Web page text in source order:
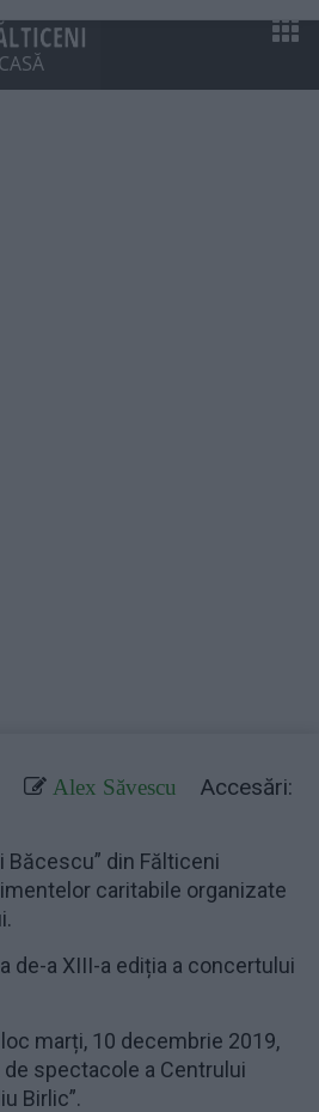
Alex Săvescu
Accesări:
Băcescu” din Fălticeni
caritabile organizate
de-a XIII-a ediția a concertului
marți, 10 decembrie 2019,
de spectacole a Centrului
Birlic”.